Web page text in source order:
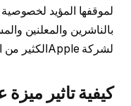
لموقفها المؤيد
بالناشرين والمعلنين
لشركة Appleالكثير من الأرباح.